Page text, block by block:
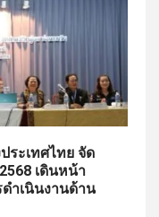
ระเทศไทย จัด
เดินหน้า
ำเนินงานด้าน